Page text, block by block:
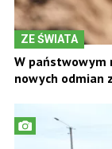
ZE ŚWIATA
W państwowym
nowych odmian